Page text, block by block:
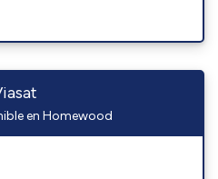
en Homewood